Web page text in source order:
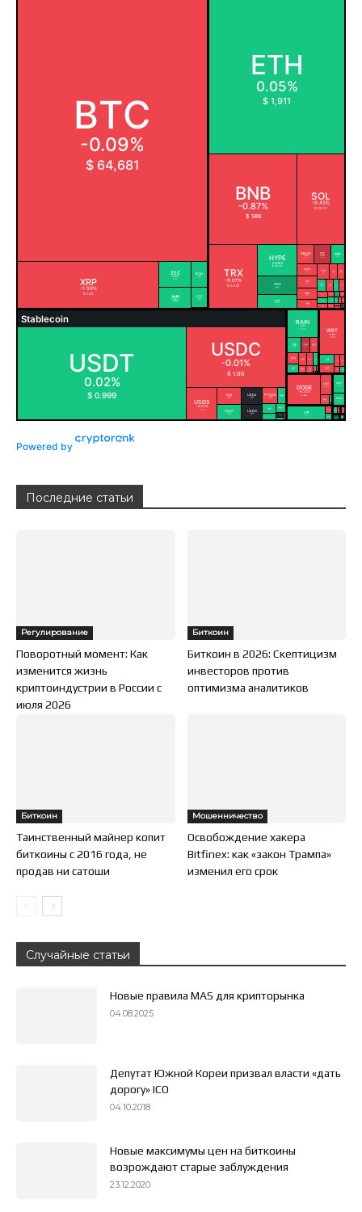
Powered by
Последние статьи
Регулирование
Поворотный момент: Как
изменится жизнь
криптоиндустрии в России с
июля 2026
Биткоин
Биткоин в 2026: Скептицизм
инвесторов против
оптимизма аналитиков
Биткоин
Таинственный майнер копит
биткоины с 2016 года, не
продав ни сатоши
Мошенничество
Освобождение хакера
Bitfinex: как «закон Трампа»
изменил его срок
Случайные статьи
Новые правила MAS для крипторынка
04.08.2025
Депутат Южной Кореи призвал власти «дать
дорогу» ICO
04.10.2018
Новые максимумы цен на биткоины
возрождают старые заблуждения
23.12.2020